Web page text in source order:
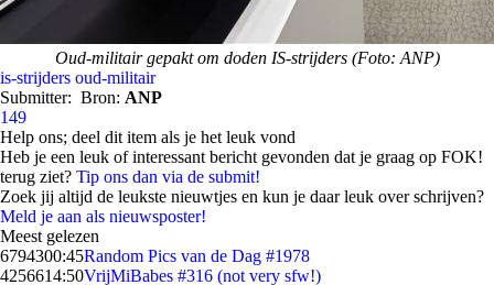
Oud-militair gepakt om doden IS-strijders (Foto: ANP)
is-strijders oud-militair
Submitter: Bron: ANP
149
Help ons; deel dit item als je het leuk vond
Heb je een leuk of interessant bericht gevonden dat je graag op FOK!
terug ziet? Tip ons dan via de submit!
Zoek jij altijd de leukste nieuwtjes en kun je daar leuk over schrijven?
Meld je aan als nieuwsposter!
Meest gelezen
6794300:45Random Pics van de Dag #1978
4256614:50VrijMiBabes #316 (not very sfw!)